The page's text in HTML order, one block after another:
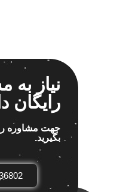
نیاز به
رایگان
جهت مشاوره
بگیرید.